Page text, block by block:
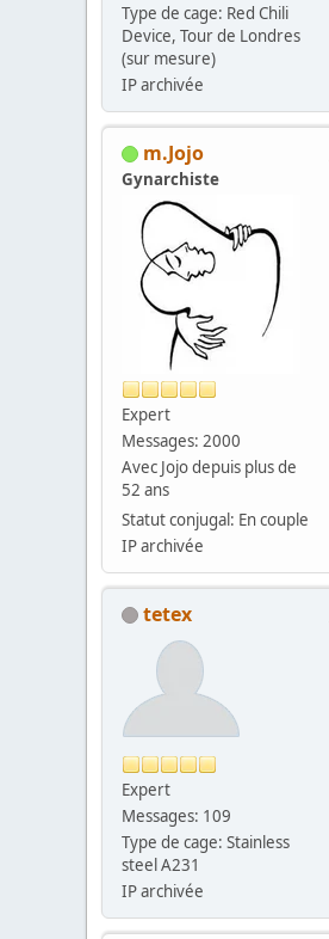
Type de cage: Red Chili
Device, Tour de Londres
(sur mesure)
IP archivée
m.Jojo
Gynarchiste
Expert
Messages: 2000
Avec Jojo depuis plus de
52 ans
Statut conjugal: En couple
IP archivée
tetex
Expert
Messages: 109
Type de cage: Stainless
steel A231
IP archivée